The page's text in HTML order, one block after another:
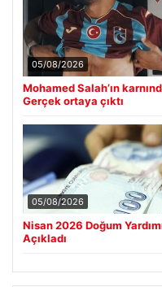
05/08/2026
Mohamed Salah’ın
Gerçek ortaya çıktı
05/08/2026
Nisan 2026 Doğum
Açıkladı